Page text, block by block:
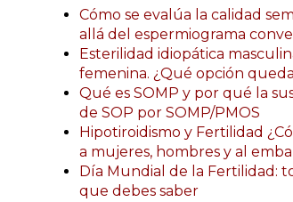
Cómo se evalúa la calidad
allá del espermiograma
Esterilidad idiopática
femenina. ¿Qué opción
Qué es SOMP y por qué la
de SOP por SOMP/PMOS
Hipotiroidismo y Fertilidad
a mujeres, hombres y al
Día Mundial de la Fertilidad:
que debes saber